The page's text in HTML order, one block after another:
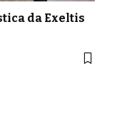
da Exeltis